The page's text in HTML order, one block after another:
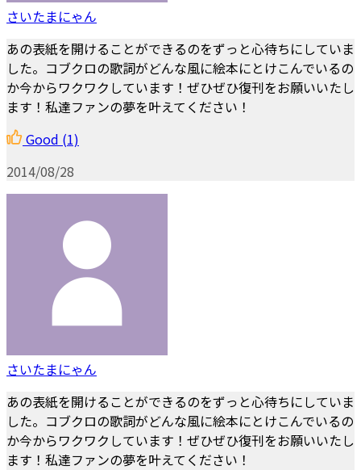
さいたまにゃん
あの表紙を開けることができるのをずっと心待ちにしていま
した。コブクロの歌詞がどんな風に絵本にとけこんでいるの
か今からワクワクしています！ぜひぜひ復刊をお願いいたし
ます！私達ファンの夢を叶えてください！
Good (1)
2014/08/28
さいたまにゃん
あの表紙を開けることができるのをずっと心待ちにしていま
した。コブクロの歌詞がどんな風に絵本にとけこんでいるの
か今からワクワクしています！ぜひぜひ復刊をお願いいたし
ます！私達ファンの夢を叶えてください！